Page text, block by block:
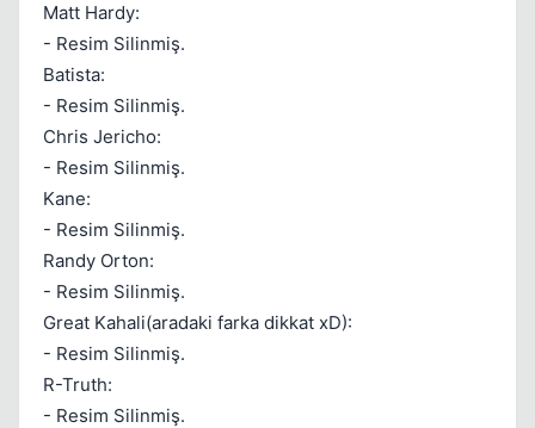
Matt Hardy:
- Resim Silinmiş.
Batista:
- Resim Silinmiş.
Chris Jericho:
- Resim Silinmiş.
Kane:
- Resim Silinmiş.
Randy Orton:
- Resim Silinmiş.
Great Kahali(aradaki farka dikkat xD):
- Resim Silinmiş.
R-Truth:
- Resim Silinmiş.